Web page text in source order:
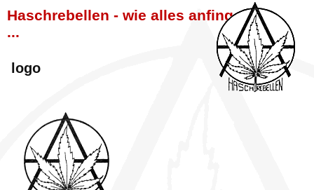
Haschrebellen - wie alles anfing
...
logo